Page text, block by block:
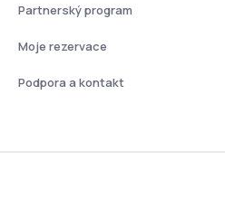
Partnerský program
Moje rezervace
Podpora a kontakt